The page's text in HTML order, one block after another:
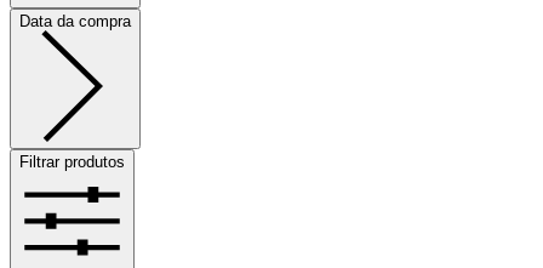
Data da compra
Filtrar produtos